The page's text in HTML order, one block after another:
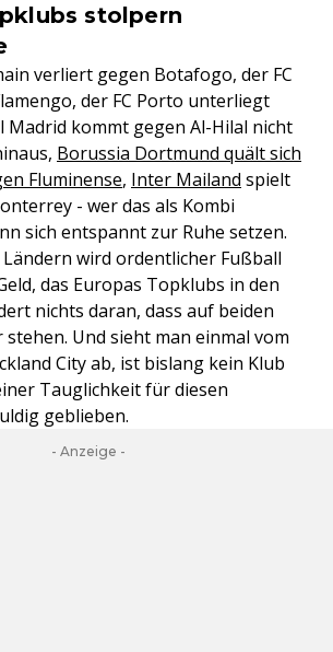
stolpern
verliert gegen Botafogo, der FC
der FC Porto unterliegt
Madrid kommt gegen Al-Hilal nicht
Borussia Dortmund quält sich
Fluminense, Inter Mailand spielt
- wer das als Kombi
sich entspannt zur Ruhe setzen.
wird ordentlicher Fußball
das Europas Topklubs in den
nichts daran, dass auf beiden
stehen. Und sieht man einmal vom
City ab, ist bislang kein Klub
Tauglichkeit für diesen
geblieben.
- Anzeige -